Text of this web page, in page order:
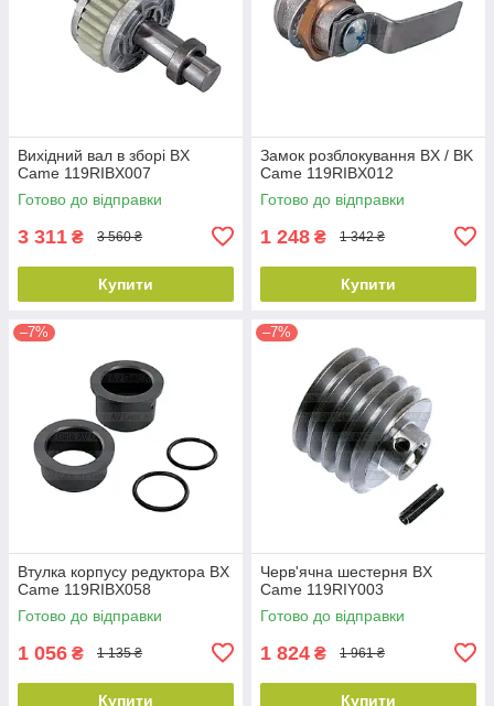
Вихідний вал в зборі BX
Came 119RIBX007
Готово до відправки
3 311 ₴ 3 560 ₴
Купити
Замок розблокування BX / BK
Came 119RIBX012
Готово до відправки
1 248 ₴ 1 342 ₴
Купити
–7%
Втулка корпусу редуктора BX
Came 119RIBX058
Готово до відправки
1 056 ₴ 1 135 ₴
Купити
–7%
Черв'ячна шестерня BX
Came 119RIY003
Готово до відправки
1 824 ₴ 1 961 ₴
Купити